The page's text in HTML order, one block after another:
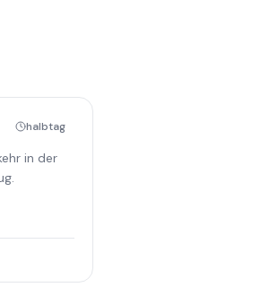
halbtag
in der